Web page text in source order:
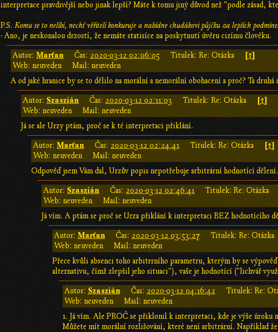
interpretace pravdivější nebo jinak lepší? Máte k tomu jiný důvod než "podle zásad,
P.S. Komu se to nelíbí, nechť věřiteli konkuruje a nabídne chudákovi půjčku za lepších
- Ano, je neskonalou drzostí, že nemáte statisíce na poskytnutí úvěru cizímu člověku.
Autor:Marťan Čas: 2020-03-12 02:06:05 Titulek: Re: Otázka [↑]
Web: neuveden
Mail: neuveden
A od jaké hranice by se to dělilo na morální a nemorální obohacení a proč? Ta
Autor: Szaszián Čas: 2020-03-12 02:11:03 Titulek: Re: Otázka [↑]
Web: neuveden
Mail: neuveden
Já se ale Urzy ptám, proč se k té interpretaci přiklání.
Autor:Marťan Čas: 2020-03-12 02:24:41 Titulek: Re: Otázka [↑]
Web: neuveden
Mail: neuveden
Odpověď jsem Vám dal, Urzův popis nepotřebuje arbitrární hodnotící dělení.
Autor: Szaszián Čas: 2020-03-12 02:46:41 Titulek: Re: Otázka
Web: neuveden
Mail: neuveden
Já vím. A ptám se proč se Urza přiklání k interpretaci BEZ hodnotícího
Autor: Marťan Čas: 2020-03-12 03:53:27 Titulek: Re: Otázka
Web: neuveden
Mail: neuveden
Přece kvůli absenci toho arbitrrního parametru, kterým by se
alternativu, čímž zlepšil jeho situaci"), vaše je hodnotící ("lichvář
Autor: Szaszián Čas: 2020-03-12 04:16:42 Titulek: Re:
Web: neuveden
Mail: neuveden
1. Já vím. Ale PROČ se přiklonil k interpretaci, kde je výše
Můžete mít morální rozlišování, které není arbitrární. Například že